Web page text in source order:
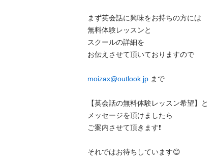
まず英会話に興味をお持ちの方には
無料体験レッスンと
スクールの詳細を
お伝えさせて頂いておりますので
moizax@outlook.jp まで
【英会話の無料体験レッスン希望】と
メッセージを頂けましたら
ご案内させて頂きます❗️
それではお待ちしています😊